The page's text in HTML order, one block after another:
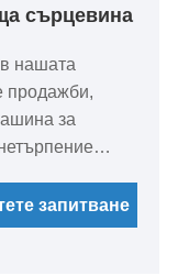
сърцевина
нашата
продажби,
за
запитване